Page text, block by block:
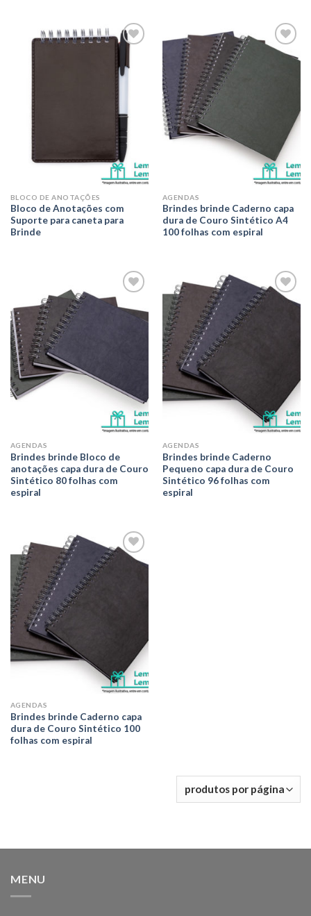
aos meus
desejos
BLOCO DE ANOTAÇÕES
Bloco de Anotações com
Suporte para caneta para
Brinde
Adicionar
AGENDAS
Brindes brinde Caderno capa
dura de Couro Sintético A4
100 folhas com espiral
Adicionar
aos meus
AGENDAS
Brindes brinde Bloco de
anotações capa dura de Couro
Sintético 80 folhas com
espiral
Adicionar
AGENDAS
Brindes brinde Caderno
Pequeno capa dura de Couro
Sintético 96 folhas com
espiral
Adicionar
AGENDAS
Brindes brinde Caderno capa
dura de Couro Sintético 100
folhas com espiral
MENU